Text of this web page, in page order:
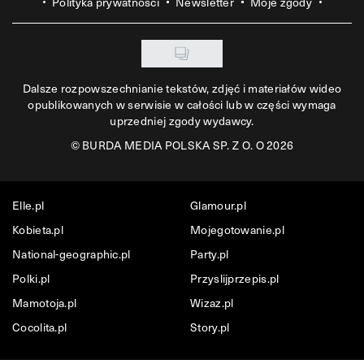
Dalsze rozpowszechnianie tekstów, zdjęć i materiałów wideo
opublikowanych w serwisie w całości lub w części wymaga
uprzedniej zgody wydawcy.
©BURDA MEDIA POLSKA SP. Z O. O 2026
Elle.pl
Glamour.pl
Kobieta.pl
Mojegotowanie.pl
National-geographic.pl
Party.pl
Polki.pl
Przyslijprzepis.pl
Mamotoja.pl
Wizaz.pl
Cocolita.pl
Story.pl